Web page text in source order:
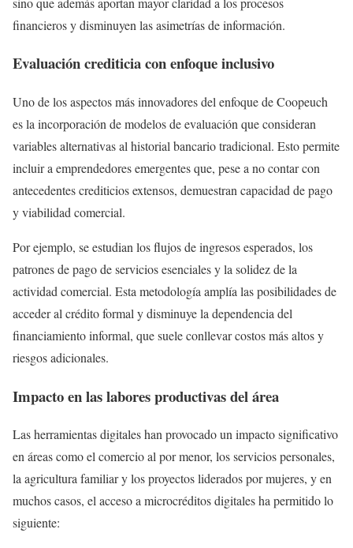
financieros y disminuyen las asimetrías de información.
Evaluación crediticia con enfoque inclusivo
Uno de los aspectos más innovadores del enfoque de Coopeuch
es la incorporación de modelos de evaluación que consideran
variables alternativas al historial bancario tradicional. Esto permite
incluir a emprendedores emergentes que, pese a no contar con
antecedentes crediticios extensos, demuestran capacidad de pago
y viabilidad comercial.
Por ejemplo, se estudian los flujos de ingresos esperados, los
patrones de pago de servicios esenciales y la solidez de la
actividad comercial. Esta metodología amplía las posibilidades de
acceder al crédito formal y disminuye la dependencia del
financiamiento informal, que suele conllevar costos más altos y
riesgos adicionales.
Impacto en las labores productivas del área
Las herramientas digitales han provocado un impacto significativo
en áreas como el comercio al por menor, los servicios personales,
la agricultura familiar y los proyectos liderados por mujeres, y en
muchos casos, el acceso a microcréditos digitales ha permitido lo
siguiente: